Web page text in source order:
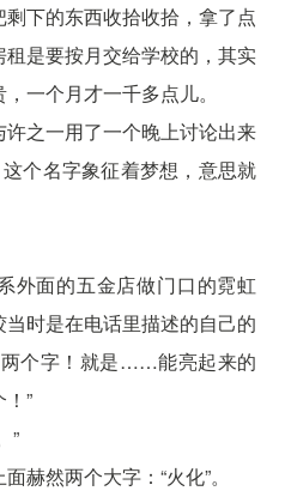
下的东西收拾收拾，拿了点
是要按月交给学校的，其实
一个月才一千多点儿。
之一用了一个晚上讨论出来
个名字象征着梦想，意思就
外面的五金店做门口的霓虹
时是在电话里描述的自己的
两个字！就是……能亮起来的
”
”
赫然两个大字：“火化”。